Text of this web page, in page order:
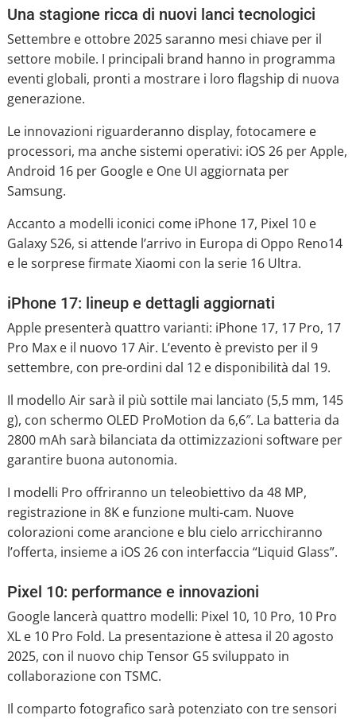
Una stagione ricca di nuovi lanci tecnologici
Settembre e ottobre 2025 saranno mesi chiave per il
settore mobile. I principali brand hanno in programma
eventi globali, pronti a mostrare i loro flagship di nuova
generazione.
Le innovazioni riguarderanno display, fotocamere e
processori, ma anche sistemi operativi: iOS 26 per Apple,
Android 16 per Google e One UI aggiornata per
Samsung.
Accanto a modelli iconici come iPhone 17, Pixel 10 e
Galaxy S26, si attende l’arrivo in Europa di Oppo Reno14
e le sorprese firmate Xiaomi con la serie 16 Ultra.
iPhone 17: lineup e dettagli aggiornati
Apple presenterà quattro varianti: iPhone 17, 17 Pro, 17
Pro Max e il nuovo 17 Air. L’evento è previsto per il 9
settembre, con pre-ordini dal 12 e disponibilità dal 19.
Il modello Air sarà il più sottile mai lanciato (5,5 mm, 145
g), con schermo OLED ProMotion da 6,6″. La batteria da
2800 mAh sarà bilanciata da ottimizzazioni software per
garantire buona autonomia.
I modelli Pro offriranno un teleobiettivo da 48 MP,
registrazione in 8K e funzione multi-cam. Nuove
colorazioni come arancione e blu cielo arricchiranno
l’offerta, insieme a iOS 26 con interfaccia “Liquid Glass”.
Pixel 10: performance e innovazioni
Google lancerà quattro modelli: Pixel 10, 10 Pro, 10 Pro
XL e 10 Pro Fold. La presentazione è attesa il 20 agosto
2025, con il nuovo chip Tensor G5 sviluppato in
collaborazione con TSMC.
Il comparto fotografico sarà potenziato con tre sensori